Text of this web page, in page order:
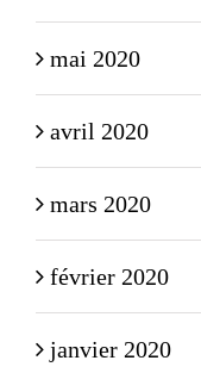
mai 2020
avril 2020
mars 2020
février 2020
janvier 2020